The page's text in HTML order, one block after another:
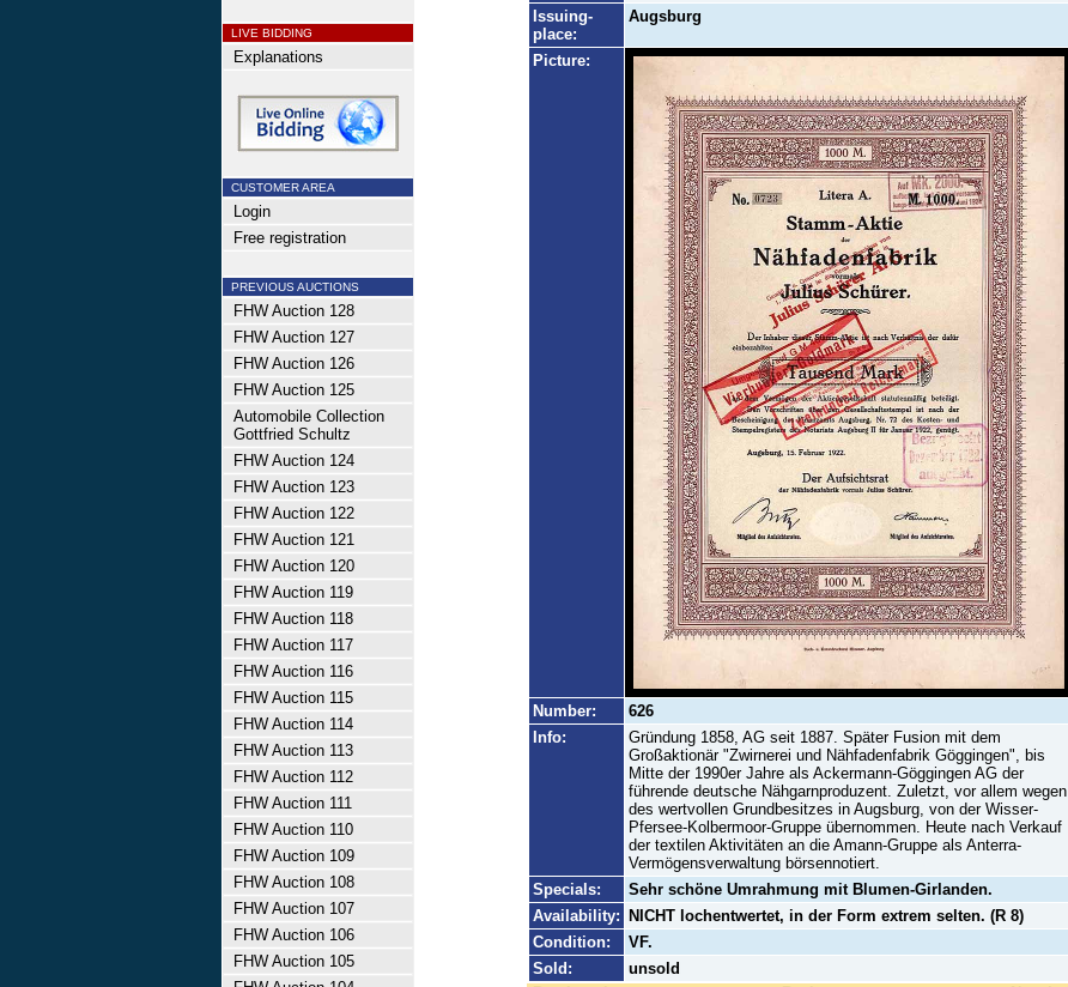
LIVE BIDDING
Explanations
CUSTOMER AREA
Login
Free registration
PREVIOUS AUCTIONS
FHW Auction 128
FHW Auction 127
FHW Auction 126
FHW Auction 125
Automobile Collection
Gottfried Schultz
FHW Auction 124
FHW Auction 123
FHW Auction 122
FHW Auction 121
FHW Auction 120
FHW Auction 119
FHW Auction 118
FHW Auction 117
FHW Auction 116
FHW Auction 115
FHW Auction 114
FHW Auction 113
FHW Auction 112
FHW Auction 111
FHW Auction 110
FHW Auction 109
FHW Auction 108
FHW Auction 107
FHW Auction 106
FHW Auction 105
Issuing-
place:
Augsburg
Picture:
Number:
626
Info:
Gründung 1858, AG seit 1887. Später Fusion mit dem
Großaktionär "Zwirnerei und Nähfadenfabrik Göggingen", bis
Mitte der 1990er Jahre als Ackermann-Göggingen AG der
führende deutsche Nähgarnproduzent. Zuletzt, vor allem wegen
des wertvollen Grundbesitzes in Augsburg, von der Wisser-
Pfersee-Kolbermoor-Gruppe übernommen. Heute nach Verkauf
der textilen Aktivitäten an die Amann-Gruppe als Anterra-
Vermögensverwaltung börsennotiert.
Specials:
Sehr schöne Umrahmung mit Blumen-Girlanden.
Availability:
NICHT lochentwertet, in der Form extrem selten. (R 8)
Condition:
VF.
Sold:
unsold